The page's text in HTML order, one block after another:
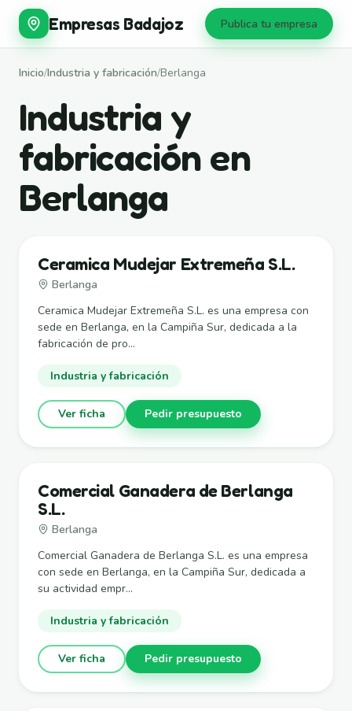
Empresas Badajoz Publica tu empresa
Inicio/Industria y fabricación/Berlanga
Industria y
fabricación en
Berlanga
Ceramica Mudejar Extremeña S.L.
Berlanga
Ceramica Mudejar Extremeña S.L. es una empresa con
sede en Berlanga, en la Campiña Sur, dedicada a la
fabricación de pro...
Industria y fabricación
Ver ficha Pedir presupuesto
Comercial Ganadera de Berlanga
S.L.
Berlanga
Comercial Ganadera de Berlanga S.L. es una empresa
con sede en Berlanga, en la Campiña Sur, dedicada a
su actividad empr...
Industria y fabricación
Ver ficha Pedir presupuesto